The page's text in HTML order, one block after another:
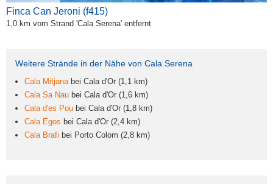
Finca Can Jeroni (f415)
1,0 km vom Strand 'Cala Serena' entfernt
Weitere Strände in der Nähe von Cala Serena
Cala Mitjanabei Cala d'Or (1,1 km)
Cala Sa Nau bei Cala d'Or (1,6 km)
Cala d'es Pou bei Cala d'Or (1,8 km)
Cala Egos bei Cala d'Or (2,4 km)
Cala Brafi bei Porto Colom (2,8 km)